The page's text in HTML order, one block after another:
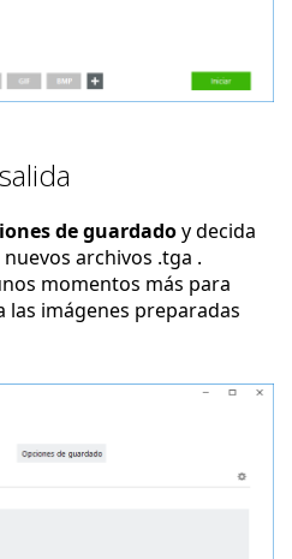
de guardadoy decida
archivos .tga .
momentos más para
las imágenes preparadas